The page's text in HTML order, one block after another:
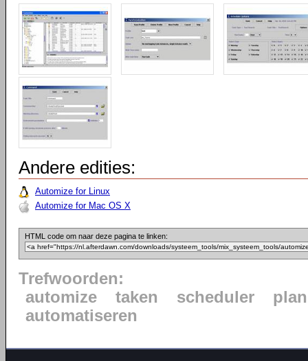
Andere edities:
Automize for Linux
Automize for Mac OS X
HTML code om naar deze pagina te linken:
Trefwoorden:
automize
taken scheduler
automatiseren